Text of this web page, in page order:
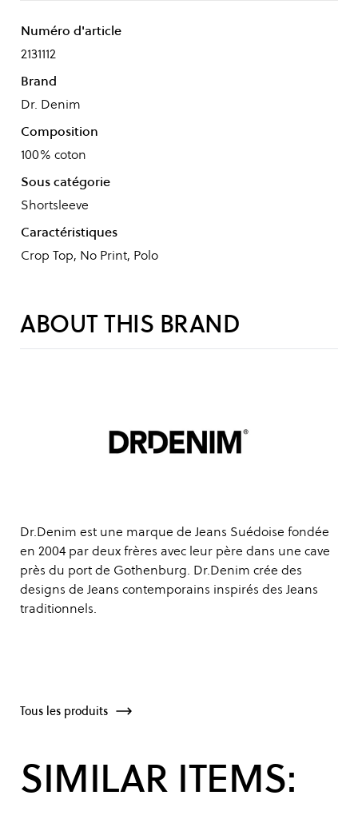
Numéro d'article
2131112
Brand
Dr. Denim
Composition
100% coton
Sous catégorie
Shortsleeve
Caractéristiques
Crop Top, No Print, Polo
ABOUT THIS BRAND
Dr.Denim est une marque de Jeans Suédoise fondée
en 2004 par deux frères avec leur père dans une cave
près du port de Gothenburg. Dr.Denim crée des
designs de Jeans contemporains inspirés des Jeans
traditionnels.
Tous les produits
SIMILAR ITEMS: